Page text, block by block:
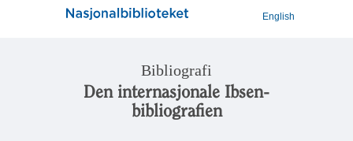
English
Bibliografi
Den internasjonale Ibsen-
bibliografien